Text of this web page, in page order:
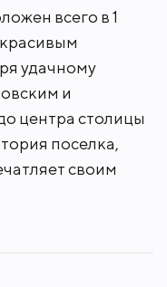
всего в 1
удачному
и
центра столицы
поселка,
своим